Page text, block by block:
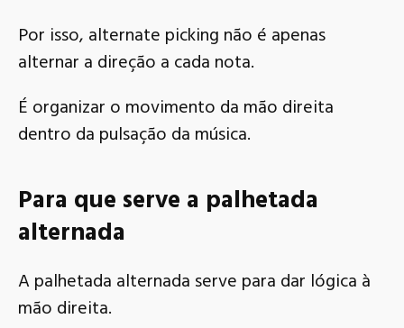
Por isso, alternate picking não é apenas
alternar a direção a cada nota.
É organizar o movimento da mão direita
dentro da pulsação da música.
Para que serve a palhetada
alternada
A palhetada alternada serve para dar lógica à
mão direita.